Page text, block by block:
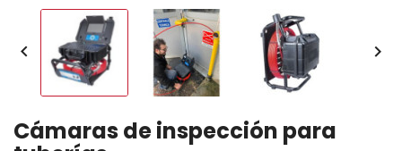
 
Cámaras de inspección para